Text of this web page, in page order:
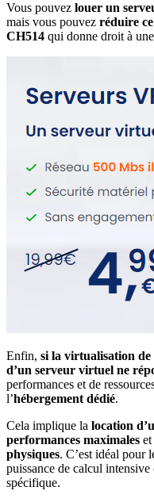
Vous pouvez louer un
mais vous pouvez réduire
CH514 qui donne droit à une
Enfin, si la virtualisation de
d’un serveur virtuel ne
performances et de
l’hébergement dédié.
Cela implique la location
performances maximales et
physiques. C’est idéal pour
puissance de calcul
spécifique.